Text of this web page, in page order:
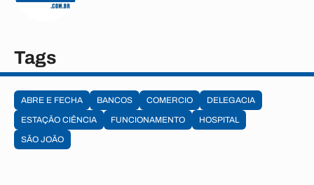
Tags
ABRE E FECHA BANCOS COMERCIO
DELEGACIA
ESTAÇÃO CIÊNCIA
FUNCIONAMENTO
HOSPITAL
SÃO JOÃO